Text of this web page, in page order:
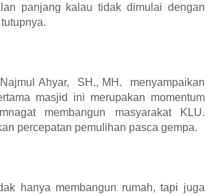
panjang kalau tidak dimulai dengan
Najmul Ahyar, SH., MH.
menyampaikan
masjid ini merupakan momentum
membangun masyarakat KLU.
percepatan pemulihan pasca gempa.
hanya membangun rumah, tapi juga